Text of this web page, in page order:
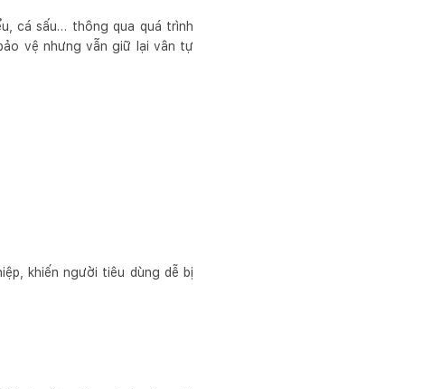
cá sấu… thông qua quá trình
vệ nhưng vẫn giữ lại vân tự
khiến người tiêu dùng dễ bị